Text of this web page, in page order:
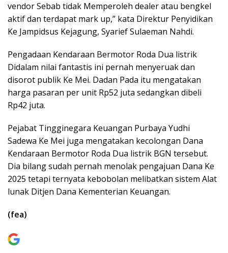
vendor Sebab tidak Memperoleh dealer atau bengkel
aktif dan terdapat mark up,” kata Direktur Penyidikan
Ke Jampidsus Kejagung, Syarief Sulaeman Nahdi.
Pengadaan Kendaraan Bermotor Roda Dua listrik
Didalam nilai fantastis ini pernah menyeruak dan
disorot publik Ke Mei. Dadan Pada itu mengatakan
harga pasaran per unit Rp52 juta sedangkan dibeli
Rp42 juta.
Pejabat Tingginegara Keuangan Purbaya Yudhi
Sadewa Ke Mei juga mengatakan kecolongan Dana
Kendaraan Bermotor Roda Dua listrik BGN tersebut.
Dia bilang sudah pernah menolak pengajuan Dana Ke
2025 tetapi ternyata kebobolan melibatkan sistem Alat
lunak Ditjen Dana Kementerian Keuangan.
(fea)